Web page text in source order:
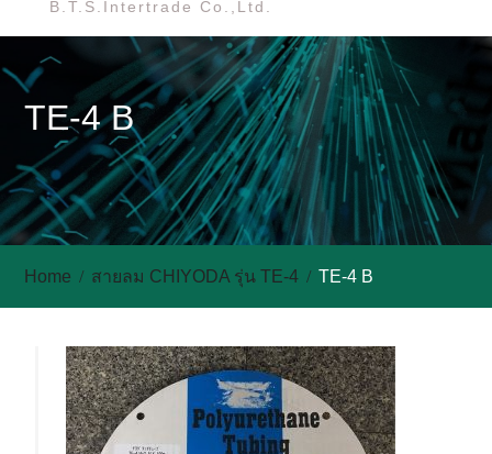
B.T.S.Intertrade Co.,Ltd.
TE-4 B
Home สายลม CHIYODA รุ่น TE-4 TE-4 B